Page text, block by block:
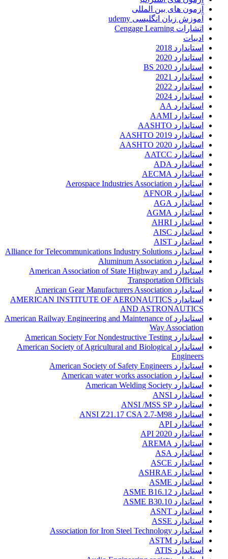
آزمون های بین المللی
آموزش زبان انگلیسی udemy
اتشارات Cengage Learning
ادبیات
استاندارد 2018
استاندارد 2020
استاندارد 2020 BS
استاندارد 2021
استاندارد 2022
استاندارد 2024
استاندارد AA
استاندارد AAMI
استاندارد AASHTO
استاندارد AASHTO 2019
استاندارد AASHTO 2020
استاندارد AATCC
استاندارد ADA
استاندارد AECMA
استاندارد Aerospace Industries Association
استاندارد AFNOR
استاندارد AGA
استاندارد AGMA
استاندارد AHRI
استاندارد AISC
استاندارد AIST
استاندارد Alliance for Telecommunications Industry Solutions
استاندارد Aluminum Association
استاندارد American Association of State Highway and
Transportation Officials
استاندارد American Gear Manufacturers Association
استاندارد AMERICAN INSTITUTE OF AERONAUTICS
AND ASTRONAUTICS
استاندارد American Railway Engineering and Maintenance of
Way Association
استاندارد American Society For Nondestructive Testing
استاندارد American Society of Agricultural and Biological
Engineers
استاندارد American Society of Safety Engineers
استاندارد American water works association
استاندارد American Welding Society
استاندارد ANSI
استاندارد ANSI /MSS SP
استاندارد ANSI Z21.17 CSA 2.7-M98
استاندارد API
استاندارد API 2020
استاندارد AREMA
استاندارد ASA
استاندارد ASCE
استاندارد ASHRAE
استاندارد ASME
استاندارد ASME B16.12
استاندارد ASME B30.10
استاندارد ASNT
استاندارد ASSE
استاندارد Association for Iron Steel Technology
استاندارد ASTM
استاندارد ATIS